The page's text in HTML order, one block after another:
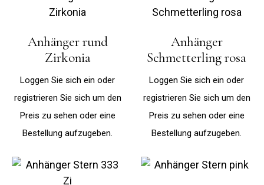
Anhänger rund
Zirkonia
Loggen Sie sich ein oder
registrieren Sie sich um den
Preis zu sehen oder eine
Bestellung aufzugeben.
Anhänger
Schmetterling rosa
Loggen Sie sich ein oder
registrieren Sie sich um den
Preis zu sehen oder eine
Bestellung aufzugeben.